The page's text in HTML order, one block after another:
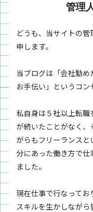
管理
どうも、当サイトの
申します。
当ブログは「会社勤
お手伝い」というコン
私自身は５社以上転
が続いたことがなく
がらもフリーランス
分にあった働き方で仕
ました。
現在仕事で行なって
スキルを生かしなが